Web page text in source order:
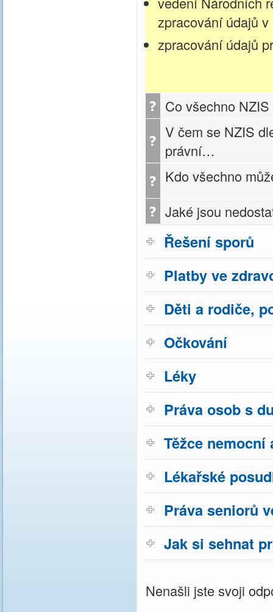
zpracování údajů
zpracování údajů
Co všechno
V čem se NZIS
právní…
Kdo všechno
Jaké jsou
Řešení sporů
Platby ve
Děti a rodiče,
Očkování
Léky
Práva osob s
Těžce
Lékařské
Práva seniorů
Jak si sehnat
Nenašli jste svoji